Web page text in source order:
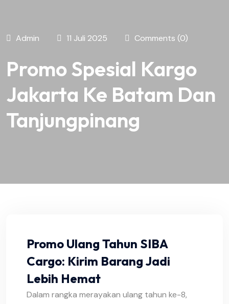
Admin 11 Juli 2025 Comments (0)
Promo Spesial Kargo
Jakarta Ke Batam Dan
Tanjungpinang
Promo Ulang Tahun SIBA
Cargo: Kirim Barang Jadi
Lebih Hemat
Dalam rangka merayakan ulang tahun ke-8,